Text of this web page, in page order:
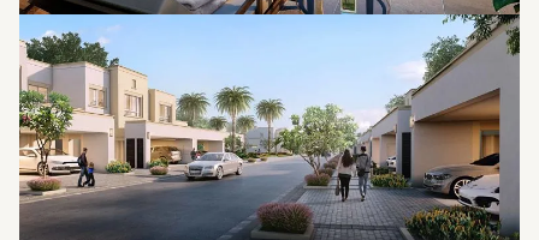
منطقه شامل فضاهای پارکینگ برای ساکنین و میهمانان می
باشد. با توجه به سیستم هشدار و آتش نشانی، از ایمن و
امن بودن محله حتی در موقعیت های فوری و بحران
اطمینان خواهی داشت.